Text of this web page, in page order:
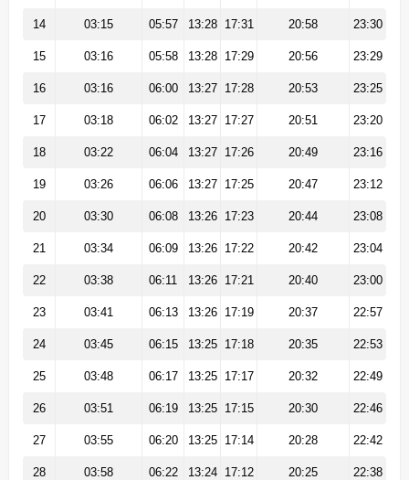
14 03:15 05:57 13:28 17:31 20:58 23:30
15 03:16 05:58 13:28 17:29 20:56 23:29
16 03:16 06:00 13:27 17:28 20:53 23:25
17 03:18 06:02 13:27 17:27 20:51 23:20
18 03:22 06:04 13:27 17:26 20:49 23:16
19 03:26 06:06 13:27 17:25 20:47 23:12
20 03:30 06:08 13:26 17:23 20:44 23:08
21 03:34 06:09 13:26 17:22 20:42 23:04
22 03:38 06:11 13:26 17:21 20:40 23:00
23 03:41 06:13 13:26 17:19 20:37 22:57
24 03:45 06:15 13:25 17:18 20:35 22:53
25 03:48 06:17 13:25 17:17 20:32 22:49
26 03:51 06:19 13:25 17:15 20:30 22:46
27 03:55 06:20 13:25 17:14 20:28 22:42
28 03:58 06:22 13:24 17:12 20:25 22:38